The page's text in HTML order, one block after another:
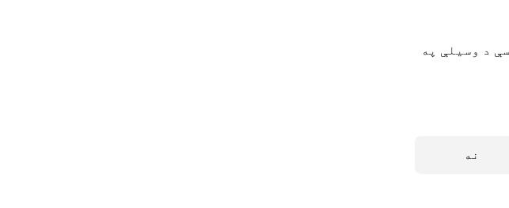
ځایونو لپاره شتون لري چې د می 22، 2026 راهیسې د وسیلې په
نه